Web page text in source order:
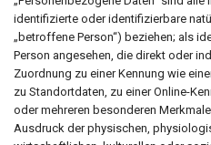
identifizierte oder identifizierbare
„betroffene Person“) beziehen; als
Person angesehen, die direkt oder
Zuordnung zu einer Kennung wie
zu Standortdaten, zu einer Online-
oder mehreren besonderen
Ausdruck der physischen,